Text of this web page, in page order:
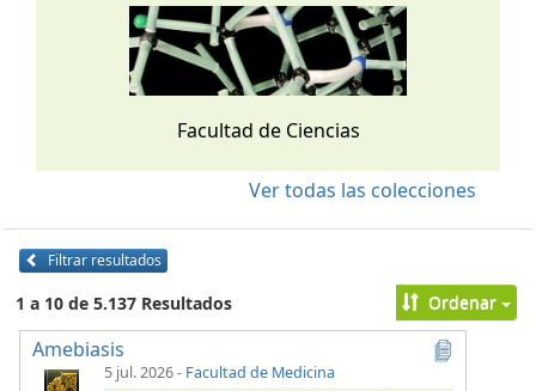
Facultad de Ciencias
Ver todas las colecciones
Filtrar resultados
1 a 10 de 5.137 Resultados Ordenar
Amebiasis
5 jul. 2026- Facultad de Medicina